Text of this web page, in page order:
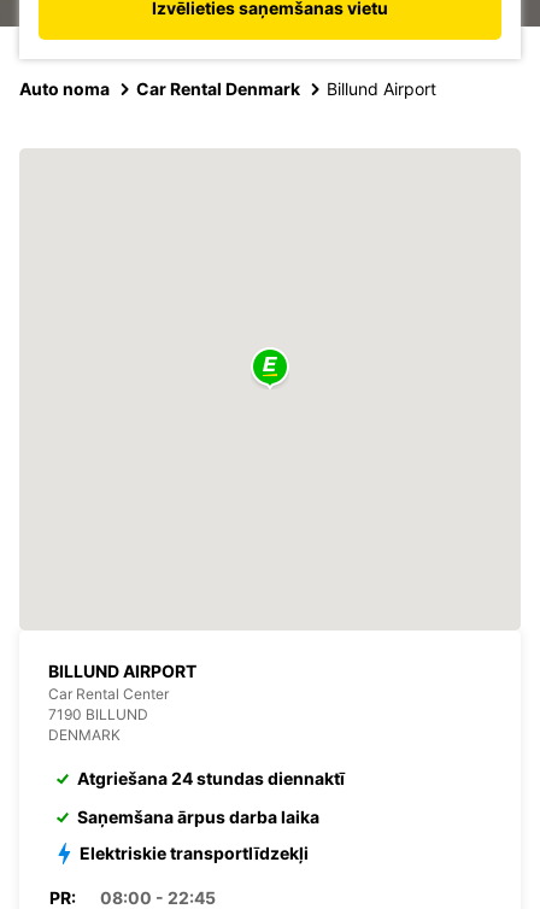
Izvēlieties saņemšanas vietu
Auto noma Car Rental Denmark Billund Airport
BILLUND AIRPORT
Car Rental Center
7190 BILLUND
DENMARK
Atgriešana 24 stundas diennaktī
Saņemšana ārpus darba laika
Elektriskie transportlīdzekļi
PR:
08:00 - 22:45